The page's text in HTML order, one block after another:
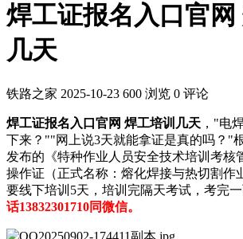
焊工证报名入口官网
几天
铁路之家 2025-10-23 600 浏览 0 评论
焊工证报名入口官网 焊工培训几天 ，"电
下来？""网上说3天就能拿证是真的吗？"
发布的《特种作业人员安全技术培训考核
操作证（正式名称：熔化焊接与热切割作
要线下培训5天，培训完隔天考试，考完一
话13832301710同微信。